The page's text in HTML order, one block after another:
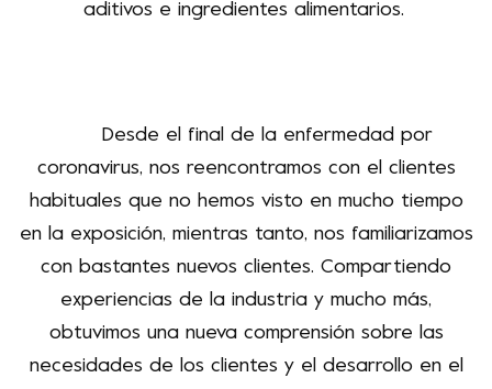
aditivos e ingredientes alimentarios.
Desde el final de la enfermedad por
coronavirus, nos reencontramos con el clientes
habituales que no hemos visto en mucho tiempo
en la exposición, mientras tanto, nos familiarizamos
con bastantes nuevos clientes. Compartiendo
experiencias de la industria y mucho más,
obtuvimos una nueva comprensión sobre las
necesidades de los clientes y el desarrollo en el